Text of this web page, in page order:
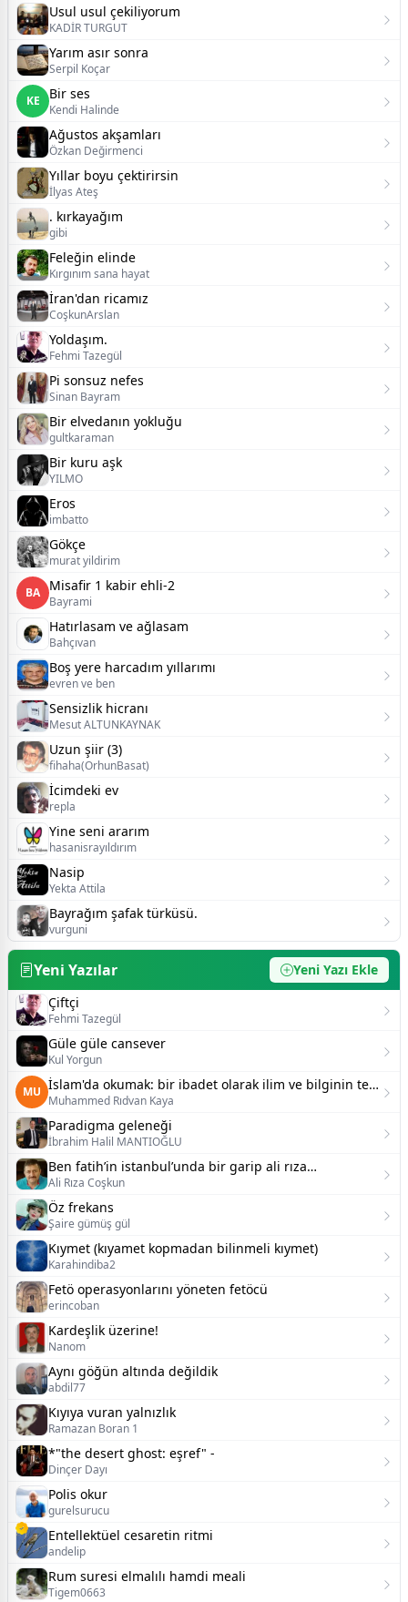
Usul usul çekiliyorum
KADİR TURGUT
Yarım asır sonra
Serpil Koçar
KE Bir ses
Kendi Halinde
Ağustos akşamları
Özkan Değirmenci
Yıllar boyu çektirirsin
İlyas Ateş
. kırkayağım
gibi
Feleğin elinde
Kırgınım sana hayat
İran'dan ricamız
CoşkunArslan
Yoldaşım.
Fehmi Tazegül
Pi sonsuz nefes
Sinan Bayram
Bir elvedanın yokluğu
gultkaraman
Bir kuru aşk
YILMO
Eros
imbatto
Gökçe
murat yildirim
BA Misafir 1 kabir ehli-2
Bayrami
Hatırlasam ve ağlasam
Bahçıvan
Boş yere harcadım yıllarımı
evren ve ben
Sensizlik hicranı
Mesut ALTUNKAYNAK
Uzun şiir (3)
fihaha(OrhunBasat)
İcimdeki ev
repla
Yine seni ararım
hasanisrayıldırım
Nasip
Yekta Attila
Bayrağım şafak türküsü.
vurguni
Yeni Yazılar
Yeni Yazı Ekle
Çiftçi
Fehmi Tazegül
Güle güle cansever
Kul Yorgun
MU İslam'da okumak: bir ibadet olarak ilim ve bilginin temel önemi
Muhammed Rıdvan Kaya
Paradigma geleneği
İbrahim Halil MANTIOĞLU
Ben fatih’in istanbul’unda bir garip ali rıza…
Ali Rıza Coşkun
Öz frekans
Şaire gümüş gül
Kıymet (kıyamet kopmadan bilinmeli kıymet)
Karahindiba2
Fetö operasyonlarını yöneten fetöcü
erincoban
Kardeşlik üzerine!
Nanom
Aynı göğün altında değildik
abdil77
Kıyıya vuran yalnızlık
Ramazan Boran 1
*"the desert ghost: eşref" -
Dinçer Dayı
Polis okur
gurelsurucu
Entellektüel cesaretin ritmi
andelip
Rum suresi elmalılı hamdi meali
Tigem0663